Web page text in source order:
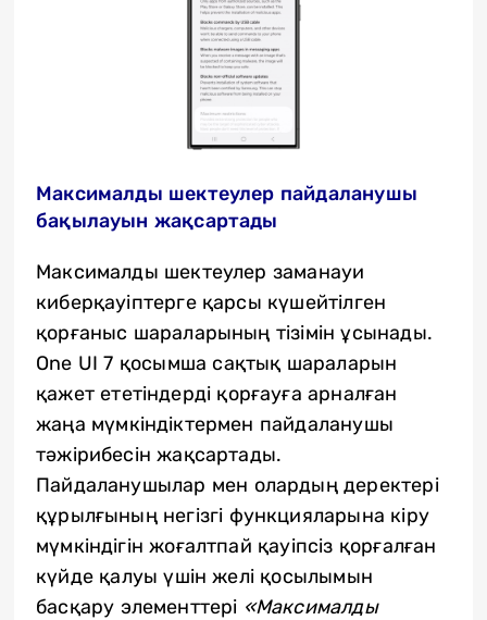
Максималды шектеулер пайдаланушы
бақылауын жақсартады
Максималды шектеулер заманауи
киберқауіптерге қарсы күшейтілген
қорғаныс шараларының тізімін ұсынады.
One UI 7 қосымша сақтық шараларын
қажет ететіндерді қорғауға арналған
жаңа мүмкіндіктермен пайдаланушы
тәжірибесін жақсартады.
Пайдаланушылар мен олардың деректері
құрылғының негізгі функцияларына кіру
мүмкіндігін жоғалтпай қауіпсіз қорғалған
күйде қалуы үшін желі қосылымын
басқару элементтері «Максималды